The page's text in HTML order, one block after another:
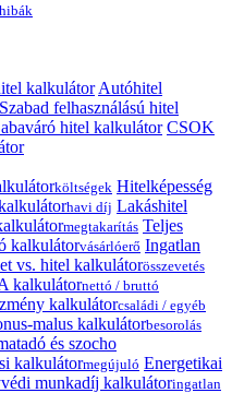
hibák
kalkulátor Autóhitel
Szabad felhasználású hitel
hitel kalkulátor CSOK
költségek Hitelképesség
havi díj Lakáshitel
megtakarítás Teljes
kalkulátorvásárlóerő Ingatlan
vs. hitel kalkulátorösszevetés
kalkulátornettó / bruttó
kalkulátorcsaládi / egyéb
malus kalkulátorbesorolás
és szocho
kalkulátormegújuló Energetikai
munkadíj kalkulátoringatlan